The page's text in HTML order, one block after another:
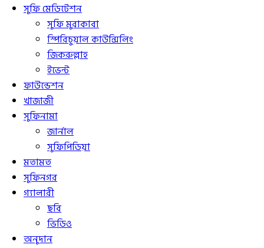
সুফি মেডিটেশন
সুফি মুরাকাবা
স্পিরিচুয়াল কাউন্সিলিং
জিকরুল্লাহ
ইভেন্ট
ফাউন্ডেশন
খাজাজী
সুফিনামা
জার্নাল
সুফিপিডিয়া
মতামত
সুফিনগর
গ্যালারী
ছবি
ভিডিও
অনুদান